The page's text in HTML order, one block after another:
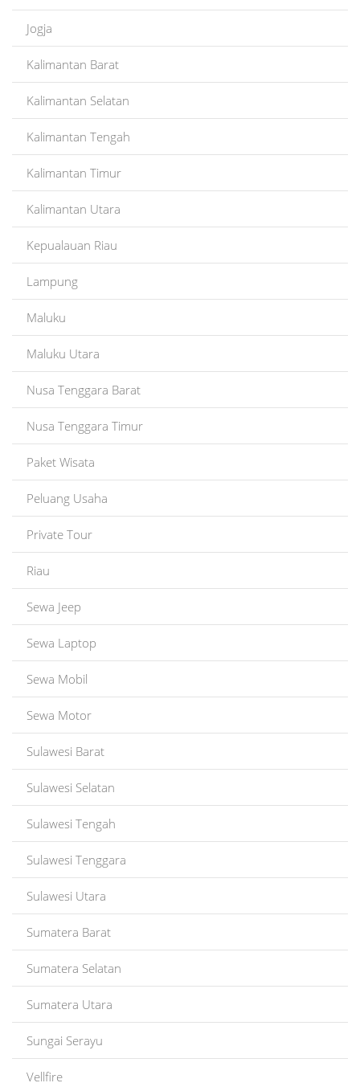
Jogja
Kalimantan Barat
Kalimantan Selatan
Kalimantan Tengah
Kalimantan Timur
Kalimantan Utara
Kepualauan Riau
Lampung
Maluku
Maluku Utara
Nusa Tenggara Barat
Nusa Tenggara Timur
Paket Wisata
Peluang Usaha
Private Tour
Riau
Sewa Jeep
Sewa Laptop
Sewa Mobil
Sewa Motor
Sulawesi Barat
Sulawesi Selatan
Sulawesi Tengah
Sulawesi Tenggara
Sulawesi Utara
Sumatera Barat
Sumatera Selatan
Sumatera Utara
Sungai Serayu
Vellfire